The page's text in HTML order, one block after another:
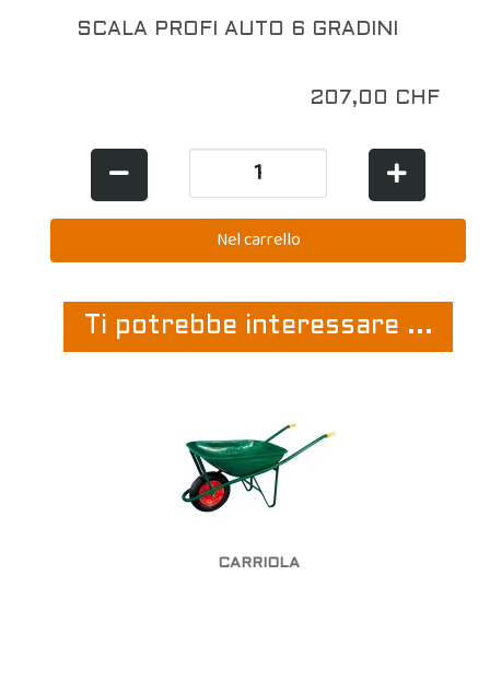
SCALA PROFI AUTO 6 GRADINI
207,00 CHF
Ti potrebbe interessare ...
CARRIOLA